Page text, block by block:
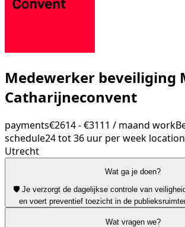
Medewerker beveiliging
Catharijneconvent
payments€2614 - €3111 / maand work
schedule24 tot 36 uur per week
Utrecht
Wat ga je doen?
🛡️ Je verzorgt de dagelijkse controle van
en voert preventief toezicht in de
Wat vragen we?